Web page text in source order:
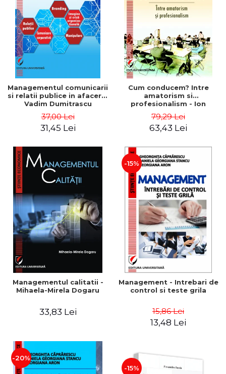
ADMINISTRATIVE
ȘTIINȚE ECONOMICE
ȘTIINȚE EXACTE
EDUCAȚIE FIZICĂ ȘI SPORT
PREUNIVERSITARIA
TIMP LIBER
ÎN CURS DE APARIȚIE
NOUTĂȚI
PACHETE DE STUDIU
PROMOȚIILE LUNII
ULTIMELE EXEMPLARE
Cum Cumpăr
Livrare
Politica de Retur
Formular de Retur
Distribuitori
Managementul comunicarii
si relatii publice in afaceri -
Vadim Dumitrascu
37,00 Lei
31,45 Lei
Cum conducem? Intre
amatorism si
profesionalism - Ion
79,29 Lei
63,43 Lei
Managementul calitatii -
Mihaela-Mirela Dogaru
33,83 Lei
-15%
Management - Intrebari de
control si teste grila
15,86 Lei
13,48 Lei
-20%
-15%